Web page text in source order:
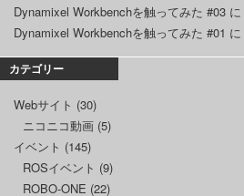
Dynamixel Workbenchを触ってみた #03 に
Dynamixel Workbenchを触ってみた #01 に
カテゴリー
Webサイト (30)
ニコニコ動画 (5)
イベント (145)
ROSイベント (9)
ROBO-ONE (22)